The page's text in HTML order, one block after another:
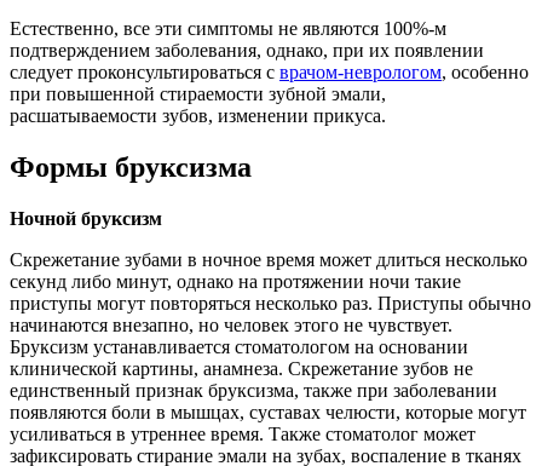
Естественно, все эти симптомы не являются 100%-м
подтверждением заболевания, однако, при их появлении
следует проконсультироваться с врачом-неврологом, особенно
при повышенной стираемости зубной эмали,
расшатываемости зубов, изменении прикуса.
Формы бруксизма
Ночной бруксизм
Скрежетание зубами в ночное время может длиться несколько
секунд либо минут, однако на протяжении ночи такие
приступы могут повторяться несколько раз. Приступы обычно
начинаются внезапно, но человек этого не чувствует.
Бруксизм устанавливается стоматологом на основании
клинической картины, анамнеза. Скрежетание зубов не
единственный признак бруксизма, также при заболевании
появляются боли в мышцах, суставах челюсти, которые могут
усиливаться в утреннее время. Также стоматолог может
зафиксировать стирание эмали на зубах, воспаление в тканях